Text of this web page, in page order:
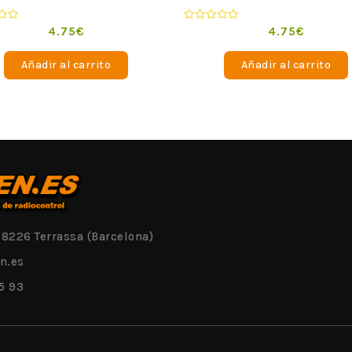
4.75€
Añadir al carrito
4.75€
Añadir al carrito
Terrassa (Barcelona)
93